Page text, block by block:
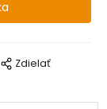
Zdielať